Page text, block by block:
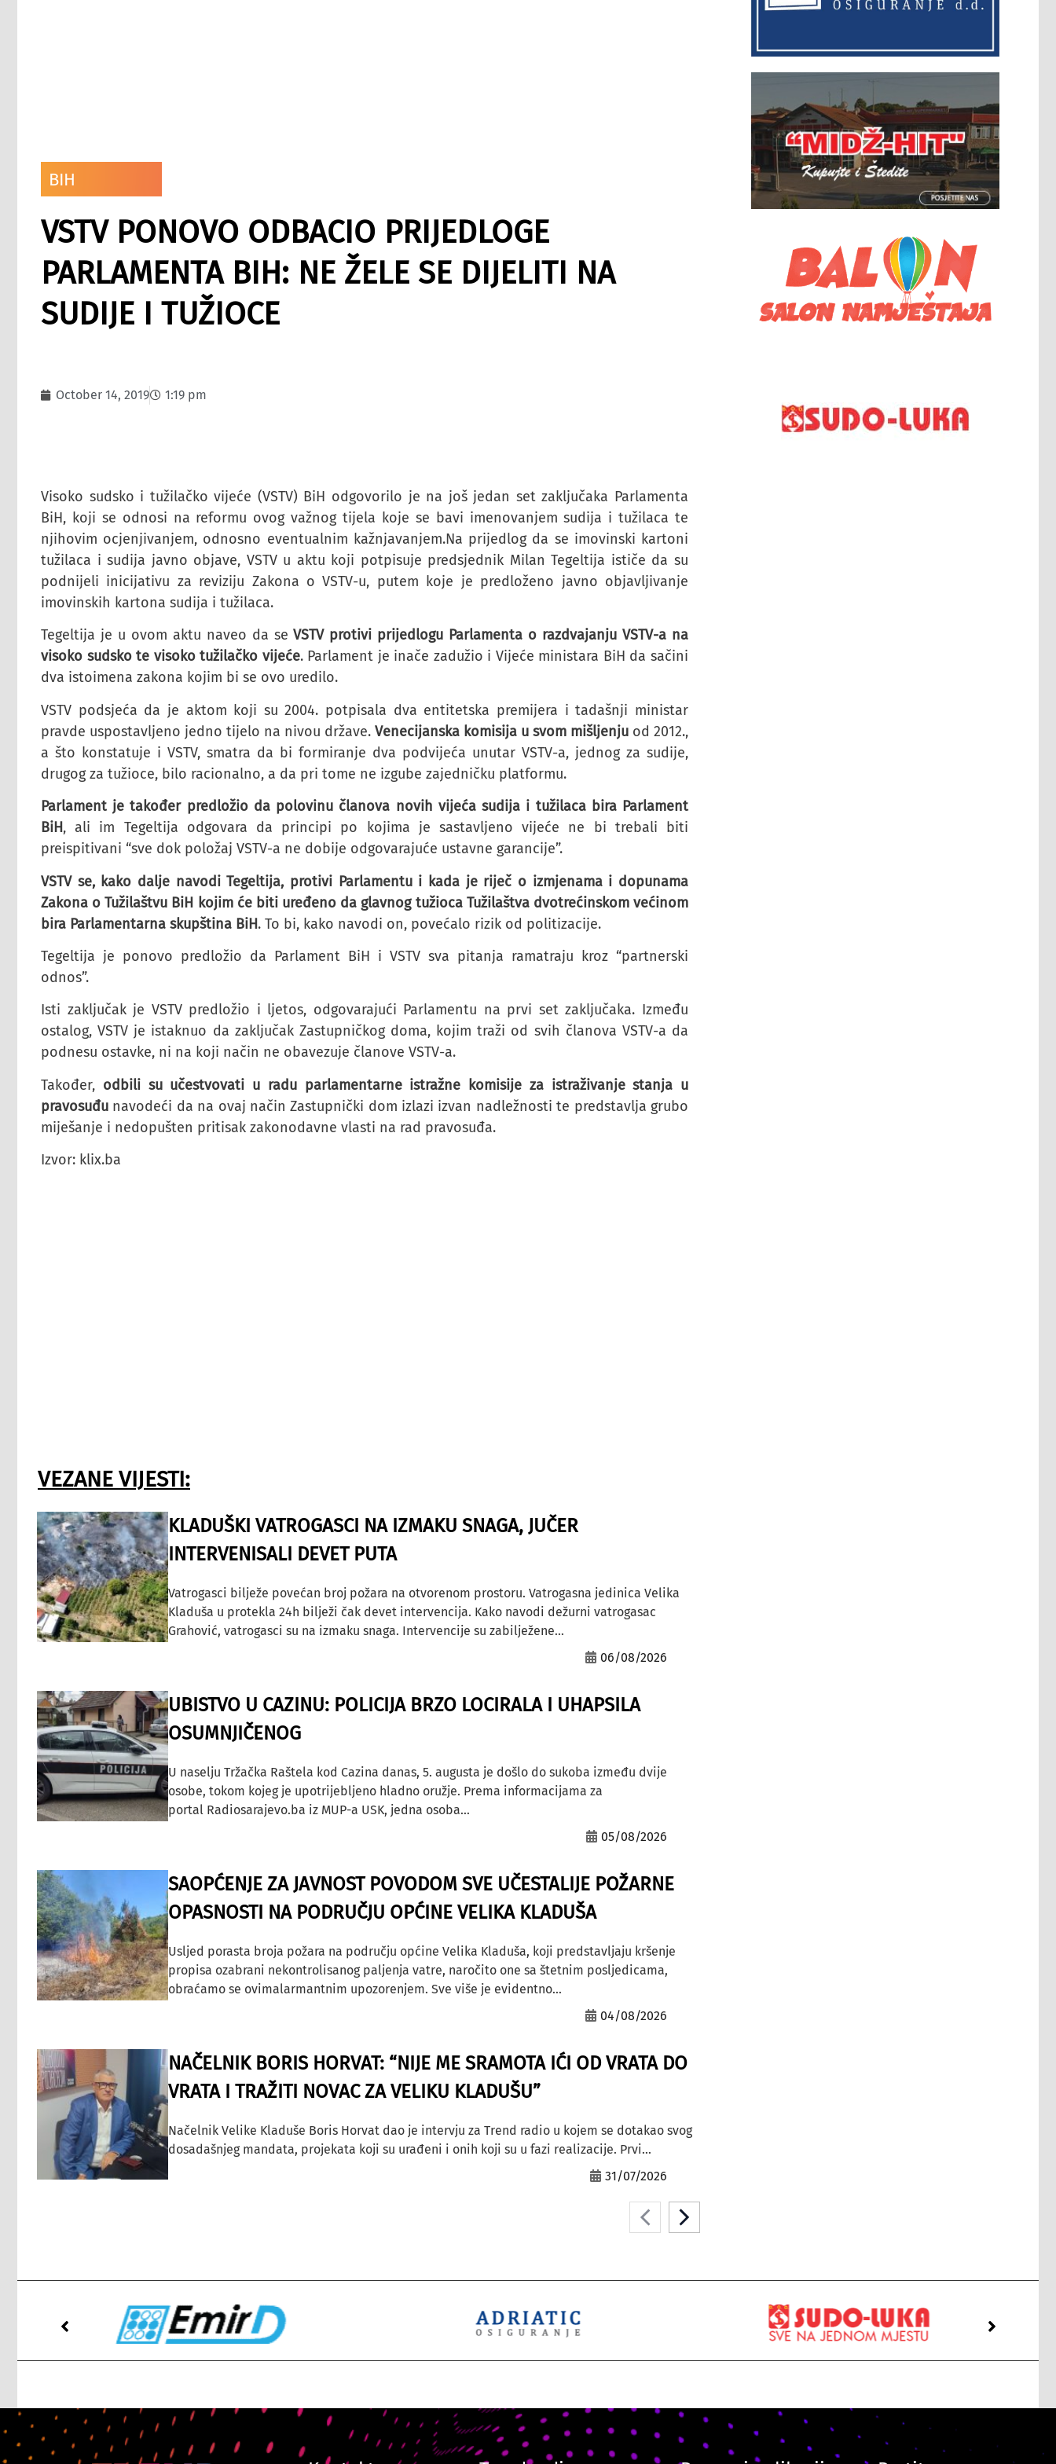
BIH
VSTV PONOVO ODBACIO PRIJEDLOGE
PARLAMENTA BIH: NE ŽELE SE DIJELITI NA
SUDIJE I TUŽIOCE
October 14, 2019 1:19 pm
Visoko sudsko i tužilačko vijeće (VSTV) BiH odgovorilo je na još jedan set zaključaka Parlamenta
BiH, koji se odnosi na reformu ovog važnog tijela koje se bavi imenovanjem sudija i tužilaca te
njihovim ocjenjivanjem, odnosno eventualnim kažnjavanjem.Na prijedlog da se imovinski kartoni
tužilaca i sudija javno objave, VSTV u aktu koji potpisuje predsjednik Milan Tegeltija ističe da su
podnijeli inicijativu za reviziju Zakona o VSTV-u, putem koje je predloženo javno objavljivanje
imovinskih kartona sudija i tužilaca.
Tegeltija je u ovom aktu naveo da seVSTV protivi prijedlogu Parlamenta o razdvajanju VSTV-a na
visoko sudsko te visoko tužilačko vijeće. Parlament je inače zadužio i Vijeće ministara BiH da sačini
dva istoimena zakona kojim bi se ovo uredilo.
VSTV podsjeća da je aktom koji su 2004. potpisala dva entitetska premijera i tadašnji ministar
pravde uspostavljeno jedno tijelo na nivou države. Venecijanska komisija u svom mišljenju od 2012.,
a što konstatuje i VSTV, smatra da bi formiranje dva podvijeća unutar VSTV-a, jednog za sudije,
drugog za tužioce, bilo racionalno, a da pri tome ne izgube zajedničku platformu.
Parlament je također predložio da polovinu članova novih vijeća sudija i tužilaca bira Parlament
BiH, ali im Tegeltija odgovara da principi po kojima je sastavljeno vijeće ne bi trebali biti
preispitivani “sve dok položaj VSTV-a ne dobije odgovarajuće ustavne garancije”.
VSTV se, kako dalje navodi Tegeltija, protivi Parlamentu i kada je riječ o izmjenama i dopunama
Zakona o Tužilaštvu BiH kojim će biti uređeno da glavnog tužioca Tužilaštva dvotrećinskom većinom
bira Parlamentarna skupština BiH. To bi, kako navodi on, povećalo rizik od politizacije.
Tegeltija je ponovo predložio da Parlament BiH i VSTV sva pitanja ramatraju kroz “partnerski
odnos”.
Isti zaključak je VSTV predložio i ljetos, odgovarajući Parlamentu na prvi set zaključaka. Između
ostalog, VSTV je istaknuo da zaključak Zastupničkog doma, kojim traži od svih članova VSTV-a da
podnesu ostavke, ni na koji način ne obavezuje članove VSTV-a.
Također, odbili su učestvovati u radu parlamentarne istražne komisije za istraživanje stanja u
pravosuđu navodeći da na ovaj način Zastupnički dom izlazi izvan nadležnosti te predstavlja grubo
miješanje i nedopušten pritisak zakonodavne vlasti na rad pravosuđa.
Izvor: klix.ba
VEZANE VIJESTI:
KLADUŠKI VATROGASCI NA IZMAKU SNAGA, JUČER
INTERVENISALI DEVET PUTA
Vatrogasci bilježe povećan broj požara na otvorenom prostoru. Vatrogasna jedinica Velika
Kladuša u protekla 24h bilježi čak devet intervencija. Kako navodi dežurni vatrogasac
Grahović, vatrogasci su na izmaku snaga. Intervencije su zabilježene...
06/08/2026
UBISTVO U CAZINU: POLICIJA BRZO LOCIRALA I UHAPSILA
OSUMNJIČENOG
U naselju Tržačka Raštela kod Cazina danas, 5. augusta je došlo do sukoba između dvije
osobe, tokom kojeg je upotrijebljeno hladno oružje. Prema informacijama za
portal Radiosarajevo.ba iz MUP-a USK, jedna osoba...
05/08/2026
SAOPĆENJE ZA JAVNOST POVODOM SVE UČESTALIJE POŽARNE
OPASNOSTI NA PODRUČJU OPĆINE VELIKA KLADUŠA
Usljed porasta broja požara na području općine Velika Kladuša, koji predstavljaju kršenje
propisa ozabrani nekontrolisanog paljenja vatre, naročito one sa štetnim posljedicama,
obraćamo se ovimalarmantnim upozorenjem. Sve više je evidentno...
04/08/2026
NAČELNIK BORIS HORVAT: “NIJE ME SRAMOTA IĆI OD VRATA DO
VRATA I TRAŽITI NOVAC ZA VELIKU KLADUŠU”
Načelnik Velike Kladuše Boris Horvat dao je intervju za Trend radio u kojem se dotakao svog
dosadašnjeg mandata, projekata koji su urađeni i onih koji su u fazi realizacije. Prvi...
31/07/2026